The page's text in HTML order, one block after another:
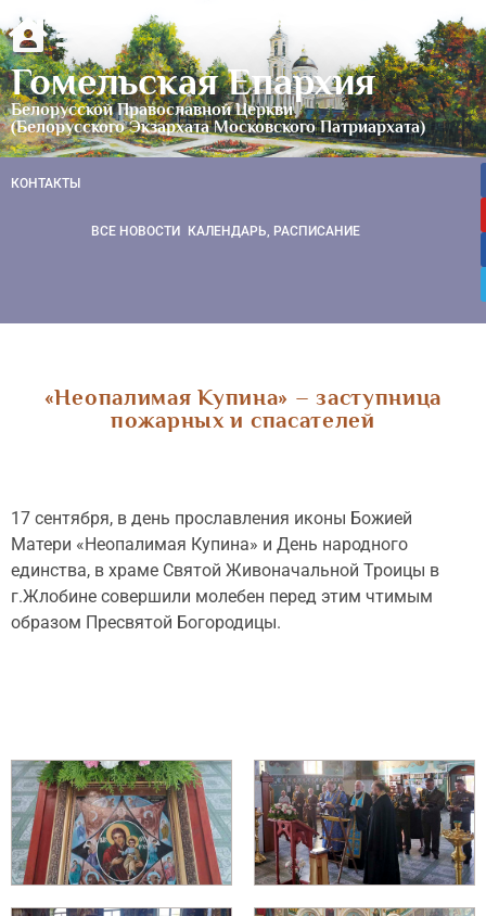
Гомельская Епархия
Белорусской Православной Церкви
(Белорусского Экзархата Московского Патриархата)
КОНТАКТЫ
ВСЕ НОВОСТИ КАЛЕНДАРЬ, РАСПИСАНИЕ
«Неопалимая Купина» – заступница
пожарных и спасателей
17 сентября, в день прославления иконы Божией
Матери «Неопалимая Купина» и День народного
единства, в храме Святой Живоначальной Троицы в
г.Жлобине совершили молебен перед этим чтимым
образом Пресвятой Богородицы.